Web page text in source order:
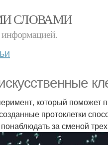
СЛОВАМИ
информацией.
который поможет
протоклетки
за сменой